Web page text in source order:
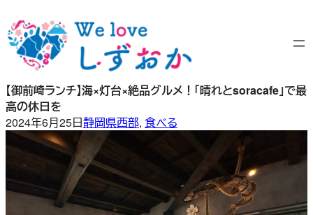
容
を
ッ
プ
【御前崎ランチ】海×灯台×絶品グルメ！「晴れとsoracafe」で最
高の休日を
2024年6月25日静岡県西部, 食べる